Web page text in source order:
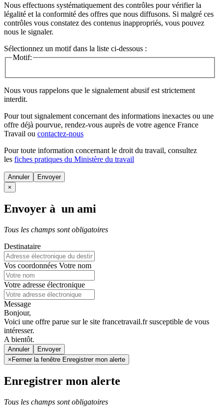
Nous effectuons systématiquement des contrôles pour vérifier la
légalité et la conformité des offres que nous diffusons. Si malgré ces
contrôles vous constatez des contenus inappropriés, vous pouvez
nous le signaler.
Sélectionnez un motif dans la liste ci-dessous :
Motif:
Nous vous rappelons que le signalement abusif est strictement
interdit.
Pour tout signalement concernant des informations inexactes ou une
offre déjà pourvue, rendez-vous auprès de votre agence France
Travail ou contactez-nous
Pour toute information concernant le droit du travail, consultez
les fiches pratiques du Ministère du travail
Annuler
×
Envoyer à un ami
Tous les champs sont obligatoires
Destinataire
Vos coordonnées Votre nom
Votre adresse électronique
Message
Bonjour,
Voici une offre parue sur le site francetravail.fr susceptible de vous
intéresser.
A bientôt.
Annuler
× Fermer la fenêtre Enregistrer mon alerte
Enregistrer mon alerte
Tous les champs sont obligatoires